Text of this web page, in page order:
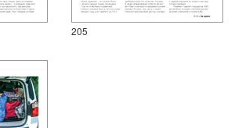
205